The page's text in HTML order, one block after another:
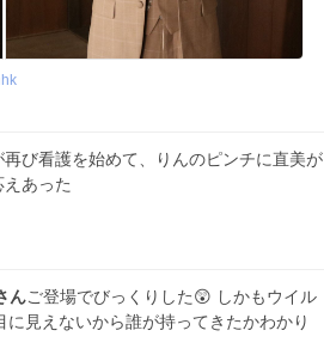
び看護を始めて、りんのピンチに直美が
あった
んご登場でびっくりした😲 しかもウイル
見えないから誰が持ってきたかわかり